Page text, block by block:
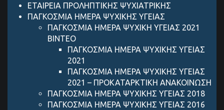
ΕΤΑΙΡΕΙΑ ΠΡΟΛΗΠΤΙΚΗΣ ΨΥΧΙΑΤΡΙΚΗΣ
ΠΑΓΚΟΣΜΙΑ ΗΜΕΡΑ ΨΥΧΙΚΗΣ ΥΓΕΙΑΣ
ΠΑΓΚΟΣΜΙΑ ΗΜΕΡΑ ΨΥΧΙΚΗ ΥΓΕΙΑΣ 2021
ΒΙΝΤΕΟ
ΠΑΓΚΟΣΜΙΑ ΗΜΕΡΑ ΨΥΧΙΚΗΣ ΥΓΕΙΑΣ
2021
ΠΑΓΚΟΣΜΙΑ ΗΜΕΡΑ ΨΥΧΙΚΗΣ ΥΓΕΙΑΣ
2021 – ΠΡΟΚΑΤΑΡΚΤΙΚΗ ΑΝΑΚΟΙΝΩΣΗ
ΠΑΓΚΟΣΜΙΑ ΗΜΕΡΑ ΨΥΧΙΚΗΣ ΥΓΕΙΑΣ 2018
ΠΑΓΚΟΣΜΙΑ ΗΜΕΡΑ ΨΥΧΙΚΗΣ ΥΓΕΙΑΣ 2016